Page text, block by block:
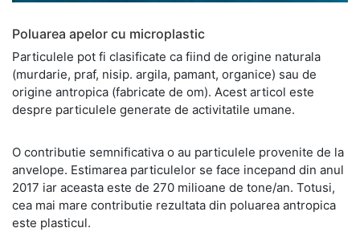
Poluarea apelor cu microplastic
Particulele pot fi clasificate ca fiind de origine naturala
(murdarie, praf, nisip. argila, pamant, organice) sau de
origine antropica (fabricate de om). Acest articol este
despre particulele generate de activitatile umane.
O contributie semnificativa o au particulele provenite de la
anvelope. Estimarea particulelor se face incepand din anul
2017 iar aceasta este de 270 milioane de tone/an. Totusi,
cea mai mare contributie rezultata din poluarea antropica
este plasticul.